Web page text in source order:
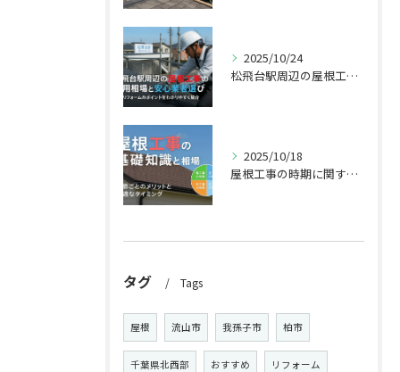
2025/10/24
松飛台駅周辺の屋根工事の費用相場と安心業者選びの全知識【松戸で失敗しない修理・リフォーム対応】
2025/10/18
屋根工事の時期に関する基礎知識と費用相場を解説！季節ごとの工事メリット・デメリットや最適なタイミングと業者選びのポイント
タグ Tags
屋根 流山市 我孫子市 柏市
千葉県北西部 おすすめ リフォーム